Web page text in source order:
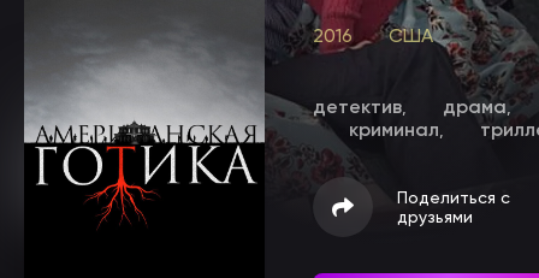
2016 США
детектив драма,
криминал
Поделиться с
друзьями